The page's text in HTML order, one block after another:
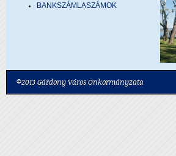
BANKSZÁMLASZÁMOK
©2013 Gárdony Város Önkormányzata